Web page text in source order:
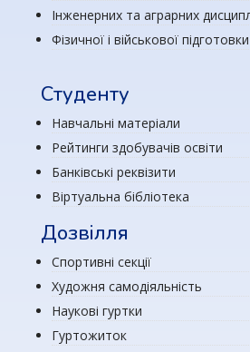
Інженерних та аграрних
Фізичної і військової підготовки
Студенту
Навчальні матеріали
Рейтинги здобувачів освіти
Банківські реквізити
Віртуальна бібліотека
Дозвілля
Спортивні секції
Художня самодіяльність
Наукові гуртки
Гуртожиток